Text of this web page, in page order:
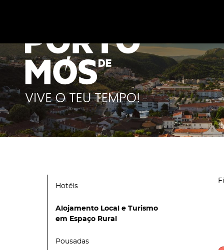
Hotéis
Alojamento Local e Turismo
em Espaço Rural
Pousadas